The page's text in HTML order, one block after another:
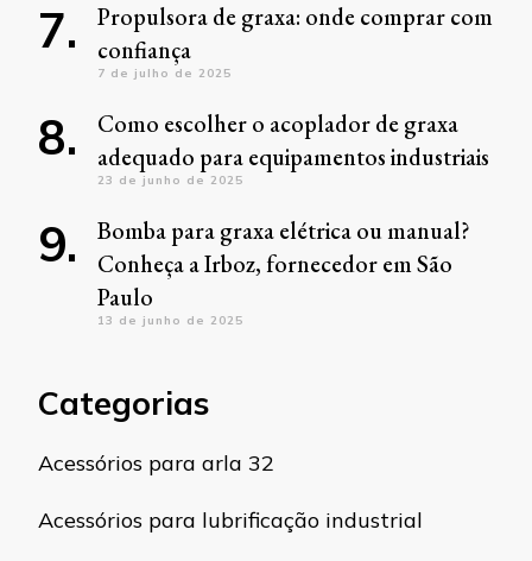
Propulsora de graxa: onde comprar com
confiança
7 de julho de 2025
Como escolher o acoplador de graxa
adequado para equipamentos industriais
23 de junho de 2025
Bomba para graxa elétrica ou manual?
Conheça a Irboz, fornecedor em São
Paulo
13 de junho de 2025
Categorias
Acessórios para arla 32
Acessórios para lubrificação industrial